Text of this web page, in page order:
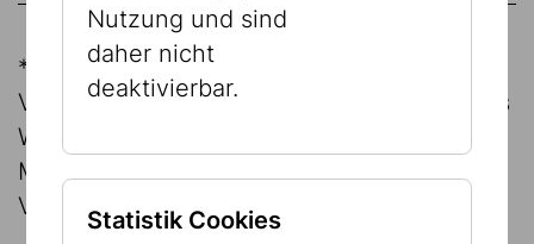
* Berechtigte Vorteilskarten:
Vorteilsclub, Die Presse-Club, EasyCityPass
Wien, Ö1 Club, Queer City Pass, VÖKK-
Mitglieder, Wien Holding Mitarbeiter:innen,
Vienna City Card, und AK Aktivkarte (12€)
Nutzung und sind
daher nicht
deaktivierbar.
Statistik Cookies